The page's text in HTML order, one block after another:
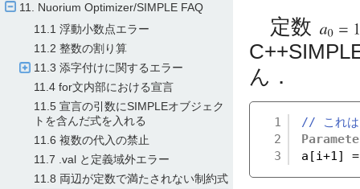
11. Nuorium Optimizer/​SIMPLE FAQ
11.1 浮動小数点エラー
11.2 整数の割り算
11.3 添字付けに関するエラー
11.4 for文内部における宣言
11.5 宣言の引数にSIMPLEオブジェク
トを含んだ式を入れる
11.6 複数の代入の禁止
11.7 .val と定義域外エラー
11.8 両辺が定数で満たされない制約式
定数
ん．
1
2
3
// これは
a[i+1]